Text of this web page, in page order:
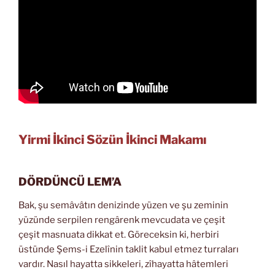
Yirmi İkinci Sözün İkinci Makamı
DÖRDÜNCÜ LEM’A
Bak, şu semâvâtın denizinde yüzen ve şu zeminin
yüzünde serpilen rengârenk mevcudata ve çeşit
çeşit masnuata dikkat et. Göreceksin ki, herbiri
üstünde Şems-i Ezelînin taklit kabul etmez turraları
vardır. Nasıl hayatta sikkeleri, zîhayatta hâtemleri